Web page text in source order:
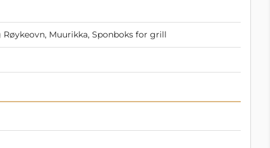
Muurikka, Sponboks for grill